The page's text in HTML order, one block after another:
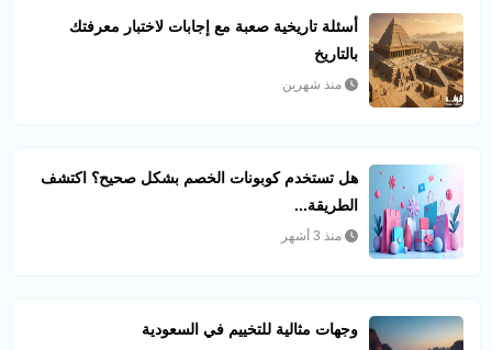
أسئلة تاريخية صعبة مع إجابات لاختبار معرفتك
بالتاريخ
منذ شهرين
هل تستخدم كوبونات الخصم بشكل صحيح؟ اكتشف
الطريقة...
منذ 3 أشهر
وجهات مثالية للتخييم في السعودية